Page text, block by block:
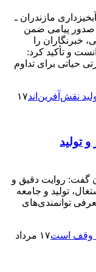
مازندران ـ
با صدور پیامی ضمن
را
و تأکید کرد:
حیاتی برای تداوم
۱۷
تولید
گفت: روایت دقیق و
تولید و جامعه
توانمندی‌های
۱۷ مرداد